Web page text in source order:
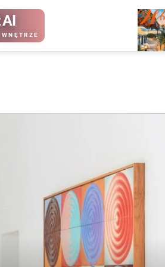
Nowy
numer